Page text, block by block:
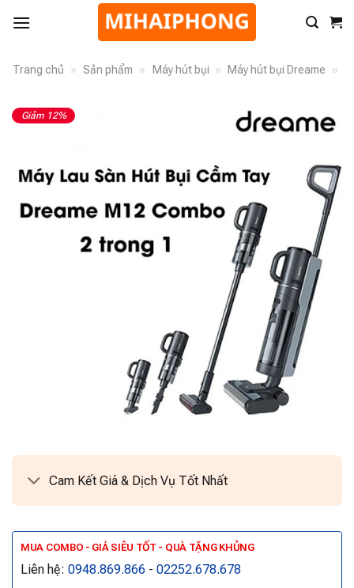
Trang chủ » Sản phẩm » Máy hút bụi » Máy hút bụi Dreame »
Giảm 12%
Cam Kết Giá & Dịch Vụ Tốt Nhất
MUA COMBO - GIÁ SIÊU TỐT - QUÀ TẶNG KHỦNG
Liên hệ: 0948.869.866 - 02252.678.678